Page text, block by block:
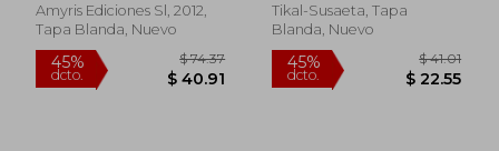
Amyris Ediciones Sl, 2012,
Tapa Blanda, Nuevo
Tikal-Susaeta, Tapa
Blanda, Nuevo